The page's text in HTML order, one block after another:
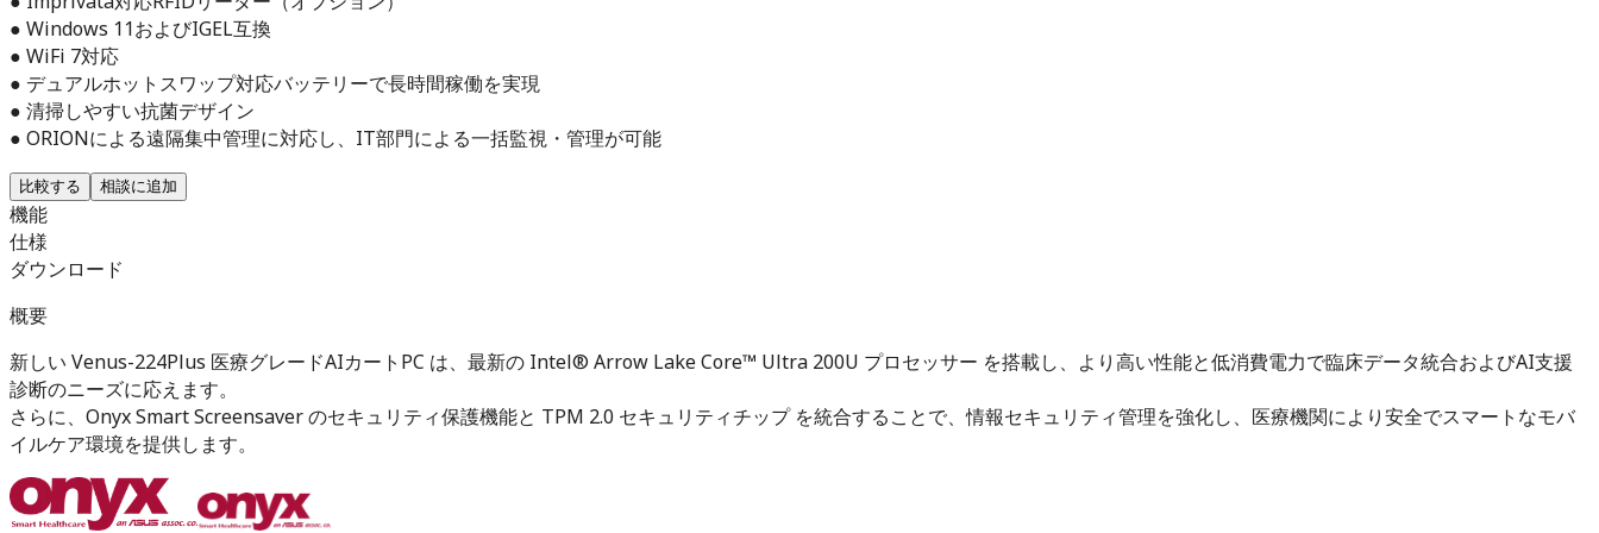
● Windows 11およびIGEL互換
● WiFi 7対応
● デュアルホットスワップ対応バッテリーで長時間稼働を実現
● 清掃しやすい抗菌デザイン
● ORIONによる遠隔集中管理に対応し、IT部門による一括監視・管理が可能
比較する 相談に追加
機能
仕様
ダウンロード
概要
新しい Venus-224Plus 医療グレードAIカートPC は、最新の Intel® Arrow Lake Core™ Ultra 200U プロセッサー を搭載し、より高い性能と低消費電力で臨床データ統合およびAI支援
診断のニーズに応えます。
さらに、Onyx Smart Screensaver のセキュリティ保護機能と TPM 2.0 セキュリティチップ を統合することで、情報セキュリティ管理を強化し、医療機関により安全でスマートなモバ
イルケア環境を提供します。